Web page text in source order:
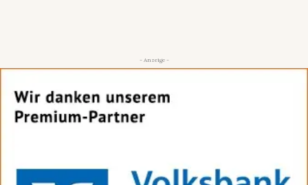
- Anzeige -